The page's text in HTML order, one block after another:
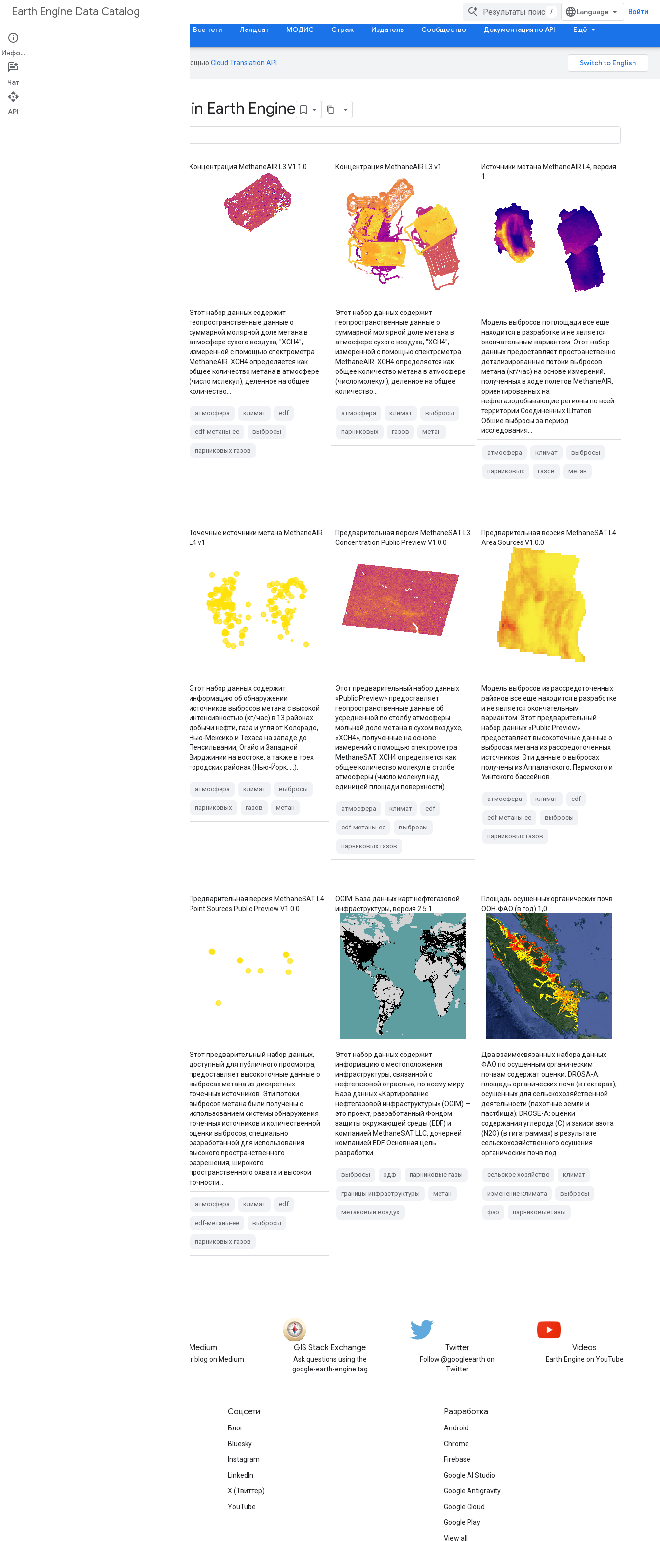
Earth Engine Data Catalog / Войти
Все теги Ландсат МОДИС Страж Издатель Сообщество Документация по API Ещё
Эта страница переведена с помощью Cloud Translation API
Datasets tagged ghg in Earth Engine
Концентрация MethaneAIR L3 V1.1.0
Этот набор данных содержит
геопространственные данные о
суммарной молярной доле метана в
атмосфере сухого воздуха, "XCH4",
измеренной с помощью спектрометра
MethaneAIR. XCH4 определяется как
общее количество метана в атмосфере
(число молекул), деленное на общее
количество...
атмосфера климат edf
edf-метаны-ee выбросы
парниковых газов
Концентрация MethaneAIR L3 v1
Этот набор данных содержит
геопространственные данные о
суммарной молярной доле метана в
атмосфере сухого воздуха, "XCH4",
измеренной с помощью спектрометра
MethaneAIR. XCH4 определяется как
общее количество метана в атмосфере
(число молекул), деленное на общее
количество...
атмосфера климат выбросы
парниковых газов метан
Источники метана MethaneAIR L4, версия
1
Модель выбросов по площади все еще
находится в разработке и не является
окончательным вариантом. Этот набор
данных предоставляет пространственно
детализированные потоки выбросов
метана (кг/час) на основе измерений,
полученных в ходе полетов MethaneAIR,
ориентированных на
нефтегазодобывающие регионы по всей
территории Соединенных Штатов.
Общие выбросы за период
исследования…
атмосфера климат выбросы
парниковых газов метан
Точечные источники метана MethaneAIR
L4 v1
Этот набор данных содержит
информацию об обнаружении
источников выбросов метана с высокой
интенсивностью (кг/час) в 13 районах
добычи нефти, газа и угля от Колорадо,
Нью-Мексико и Техаса на западе до
Пенсильвании, Огайо и Западной
Вирджинии на востоке, а также в трех
городских районах (Нью-Йорк, …).
атмосфера климат выбросы
парниковых газов метан
Предварительная версия MethaneSAT L3
Concentration Public Preview V1.0.0
Этот предварительный набор данных
«Public Preview» предоставляет
геопространственные данные об
усредненной по столбу атмосферы
мольной доле метана в сухом воздухе,
«XCH4», полученные на основе
измерений с помощью спектрометра
MethaneSAT. XCH4 определяется как
общее количество молекул в столбе
атмосферы (число молекул над
единицей площади поверхности)…
атмосфера климат edf
edf-метаны-ee выбросы
парниковых газов
Предварительная версия MethaneSAT L4
Area Sources V1.0.0
Модель выбросов из рассредоточенных
районов все еще находится в разработке
и не является окончательным
вариантом. Этот предварительный
набор данных «Public Preview»
предоставляет высокоточные данные о
выбросах метана из рассредоточенных
источников. Эти данные о выбросах
получены из Аппалачского, Пермского и
Уинтского бассейнов…
атмосфера климат edf
edf-метаны-ee выбросы
парниковых газов
Предварительная версия MethaneSAT L4
Point Sources Public Preview V1.0.0
Этот предварительный набор данных,
доступный для публичного просмотра,
предоставляет высокоточные данные о
выбросах метана из дискретных
точечных источников. Эти потоки
выбросов метана были получены с
использованием системы обнаружения
точечных источников и количественной
оценки выбросов, специально
разработанной для использования
высокого пространственного
разрешения, широкого
пространственного охвата и высокой
точности…
атмосфера климат edf
edf-метаны-ee выбросы
парниковых газов
OGIM: База данных карт нефтегазовой
инфраструктуры, версия 2.5.1
Этот набор данных содержит
информацию о местоположении
инфраструктуры, связанной с
нефтегазовой отраслью, по всему миру.
База данных «Картирование
нефтегазовой инфраструктуры» (OGIM) —
это проект, разработанный Фондом
защиты окружающей среды (EDF) и
компанией MethaneSAT LLC, дочерней
компанией EDF. Основная цель
разработки…
выбросы эдф парниковые газы
границы инфраструктуры метан
метановый воздух
Площадь осушенных органических почв
ООН-ФАО (в год) 1,0
Два взаимосвязанных набора данных
ФАО по осушенным органическим
почвам содержат оценки: DROSA-A:
площадь органических почв (в гектарах),
осушенных для сельскохозяйственной
деятельности (пахотные земли и
пастбища); DROSE-A: оценки
содержания углерода (C) и закиси азота
(N2O) (в гигаграммах) в результате
сельскохозяйственного осушения
органических почв под…
сельское хозяйство климат
изменение климата выбросы
фао парниковые газы
Medium
Follow our blog on Medium
GIS Stack Exchange
Ask questions using the
google-earth-engine tag
Twitter
Follow @googleearth on
Twitter
Videos
Earth Engine on YouTube
Соцсети
Блог
Bluesky
Instagram
LinkedIn
X (Твиттер)
YouTube
Разработка
Android
Chrome
Firebase
Google AI Studio
Google Antigravity
Google Cloud
Google Play
View all
Информация
Чат
API